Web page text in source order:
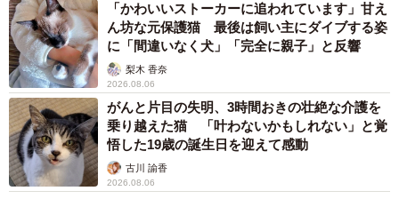
4/8
飲み会に参加したカムイくん。楽しそうにゴロン！（画像提供：ばいぱ
ー viper__503 避難所さん）
「かわいいストーカーに追われています」甘え
ん坊な元保護猫 最後は飼い主にダイブする姿
に「間違いなく犬」「完全に親子」と反響
梨木 香奈
2026.08.06
がんと片目の失明、3時間おきの壮絶な介護を
乗り越えた猫 「叶わないかもしれない」と覚
悟した19歳の誕生日を迎えて感動
古川 諭香
2026.08.06